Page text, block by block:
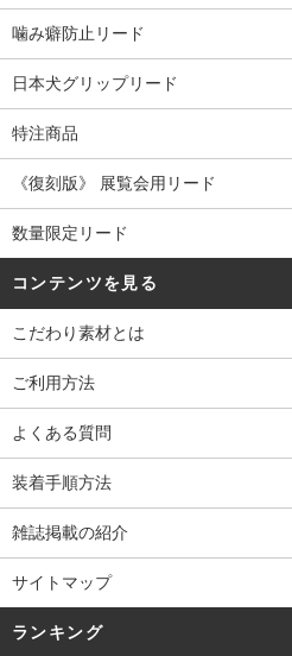
噛み癖防止リード
日本犬グリップリード
特注商品
《復刻版》 展覧会用リード
数量限定リード
コンテンツを見る
こだわり素材とは
ご利用方法
よくある質問
装着手順方法
雑誌掲載の紹介
サイトマップ
ランキング